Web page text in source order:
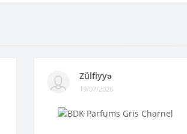
Zülfiyyə
19/07/2026